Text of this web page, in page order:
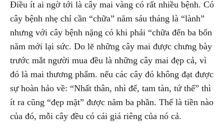
Điều ít ai ngờ tới là cây mai vàng có rất nhiều bệnh. Có
cây bệnh nhẹ chỉ cần “chữa” năm sáu tháng là “lành”
nhưng với cây bệnh nặng có khi phải “chữa đến ba bốn
năm mới lại sức. Do lẽ những cây mai được chưng bày
trước mắt người mua đều là những cây mai đẹp cả, vì
đó là mai thương phẩm. nếu các cây đó không đạt được
sự hoàn hảo về: “Nhất thân, nhì đế, tam tàn, tứ thế” thì
ít ra cũng “đẹp mặt” được năm ba phần. Thế là tiền nào
của đó, mỗi cây đều có cái giá riêng của nó cả.